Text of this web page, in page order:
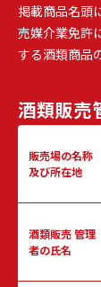
掲載商品名頭
売媒介業免許
する酒類商品
酒類販売
販売場の名称
及び所在地
酒類販売管理
者の氏名